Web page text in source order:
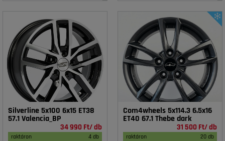
Silverline 5x100 6x15 ET38
57.1 Valencia_BP
34 990 Ft/ db
raktáron 4 db
Com4wheels 5x114.3 6.5x16
ET40 67.1 Thebe dark
31 500 Ft/ db
raktáron 20 db